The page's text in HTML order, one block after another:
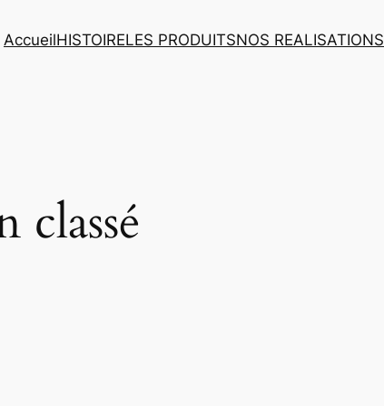
AccueilHISTOIRELES PRODUITSNOS REALISATIONS
classé